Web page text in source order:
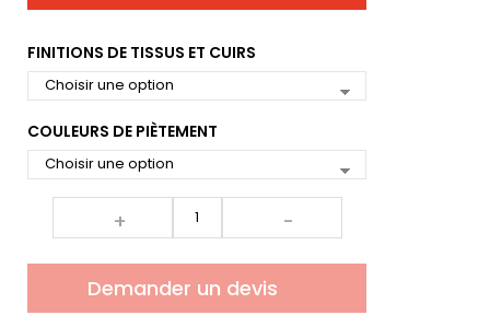
FINITIONS DE TISSUS ET CUIRS
COULEURS DE PIÈTEMENT
+ -
Demander un devis